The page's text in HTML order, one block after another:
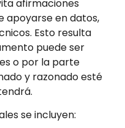
afirmaciones
apoyarse en datos,
Esto resulta
puede ser
o por la parte
y razonado esté
se incluyen: